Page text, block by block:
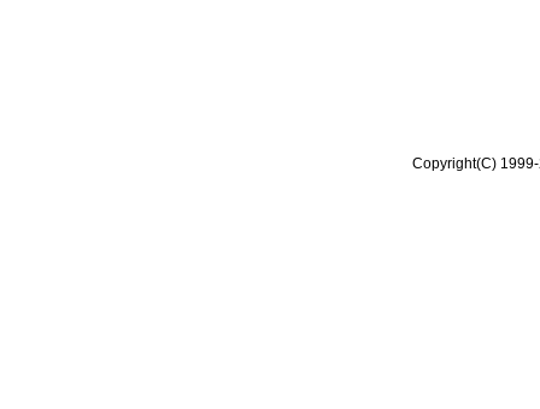
Copyright(C)